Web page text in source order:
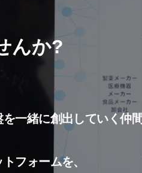
んか?
一緒に創出していく仲
フォームを、